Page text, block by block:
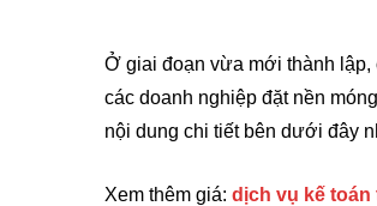
Ở giai đoạn vừa mới thành lập,
các doanh nghiệp đặt nền
nội dung chi tiết bên dưới đây
Xem thêm giá: dịch vụ kế toán